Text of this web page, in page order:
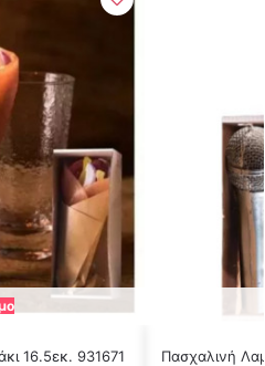
16.5εκ. 931671
Πασχαλινή